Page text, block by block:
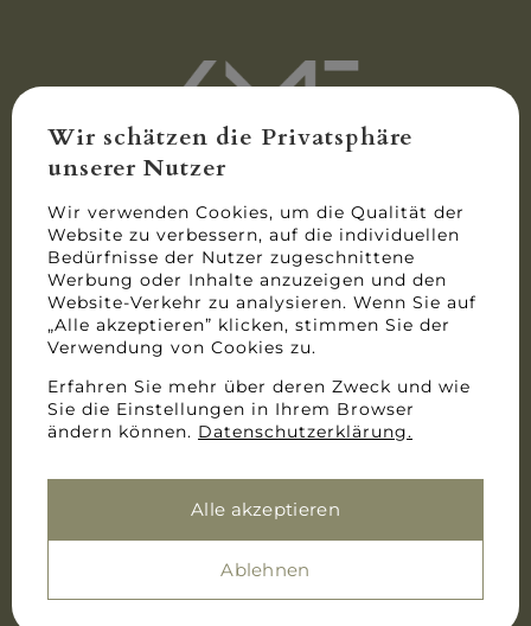
+49 (0)9901 / 900
01747496919
info@museumsfreunde-hengersberg.de
DATENSCHUTZ IMPRESSUM
Copyright © 2026 Hengersberger Kunst- und
Museumsfreunde.
Wir schätzen die Privatsphäre
unserer Nutzer
Wir verwenden Cookies, um die Qualität der
Website zu verbessern, auf die individuellen
Bedürfnisse der Nutzer zugeschnittene
Werbung oder Inhalte anzuzeigen und den
Website-Verkehr zu analysieren. Wenn Sie auf
„Alle akzeptieren” klicken, stimmen Sie der
Verwendung von Cookies zu.
Erfahren Sie mehr über deren Zweck und wie
Sie die Einstellungen in Ihrem Browser
ändern können. Datenschutzerklärung.
Ablehnen
Alle akzeptieren